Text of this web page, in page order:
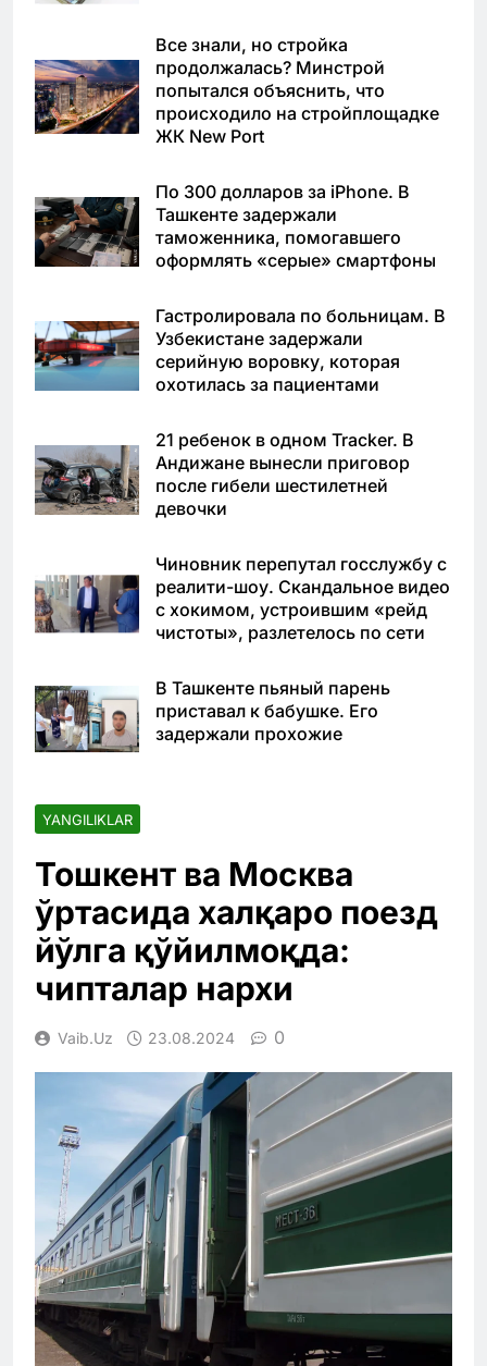
Все знали, но стройка
продолжалась? Минстрой
попытался объяснить, что
происходило на стройплощадке
ЖК New Port
По 300 долларов за iPhone. В
Ташкенте задержали
таможенника, помогавшего
оформлять «серые» смартфоны
Гастролировала по больницам. В
Узбекистане задержали
серийную воровку, которая
охотилась за пациентами
21 ребенок в одном Tracker. В
Андижане вынесли приговор
после гибели шестилетней
девочки
Чиновник перепутал госслужбу с
реалити-шоу. Скандальное видео
с хокимом, устроившим «рейд
чистоты», разлетелось по сети
В Ташкенте пьяный парень
приставал к бабушке. Его
задержали прохожие
YANGILIKLAR
Тошкент ва Москва
ўртасида халқаро поезд
йўлга қўйилмоқда:
чипталар нархи
Vaib.uz 23.08.2024 0